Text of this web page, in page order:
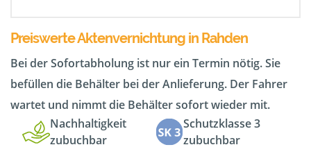
Preiswerte Aktenvernichtung in Rahden
Bei der Sofortabholung ist nur ein Termin nötig. Sie
befüllen die Behälter bei der Anlieferung. Der Fahrer
wartet und nimmt die Behälter sofort wieder mit.
Nachhaltigkeit
zubuchbar
Schutzklasse 3
zubuchbar